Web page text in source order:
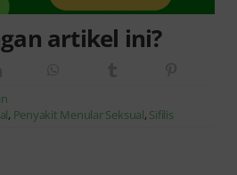
artikel ini?
, Penyakit Menular Seksual, Sifilis